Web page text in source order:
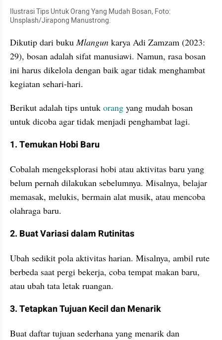
Ilustrasi Tips Untuk Orang Yang Mudah Bosan, Foto:
Unsplash/Jirapong Manustrong.
Dikutip dari buku Mlangun karya Adi Zamzam (2023:
29), bosan adalah sifat manusiawi. Namun, rasa bosan
ini harus dikelola dengan baik agar tidak menghambat
kegiatan sehari-hari.
Berikut adalah tips untuk orang yang mudah bosan
untuk dicoba agar tidak menjadi penghambat lagi.
1. Temukan Hobi Baru
Cobalah mengeksplorasi hobi atau aktivitas baru yang
belum pernah dilakukan sebelumnya. Misalnya, belajar
memasak, melukis, bermain alat musik, atau mencoba
olahraga baru.
2. Buat Variasi dalam Rutinitas
Ubah sedikit pola aktivitas harian. Misalnya, ambil rute
berbeda saat pergi bekerja, coba tempat makan baru,
atau ubah tata letak ruangan.
3. Tetapkan Tujuan Kecil dan Menarik
Buat daftar tujuan sederhana yang menarik dan